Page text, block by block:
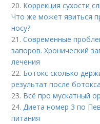
20. Коррекция сухости
Что же может явиться
носу?
21.Современные
запоров. Хронический
лечения
22. Ботокс сколько
результат после ботокса
23. Всё про мускатный
24.Диета номер 3 по
питания